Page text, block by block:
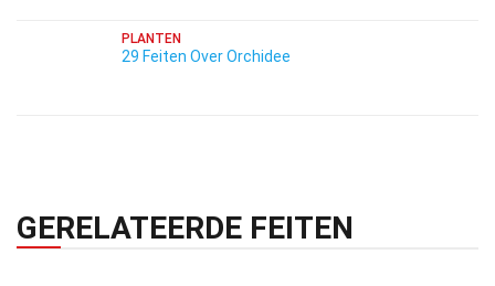
PLANTEN
29 Feiten Over Orchidee
GERELATEERDE FEITEN